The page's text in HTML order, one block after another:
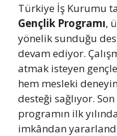
Türkiye İş Kurumu
Gençlik Programı,
yönelik sunduğu
devam ediyor.
atmak isteyen
hem mesleki
desteği sağlıyor.
programın ilk
imkândan